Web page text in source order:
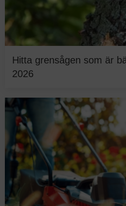
Hitta grensågen som är
2026